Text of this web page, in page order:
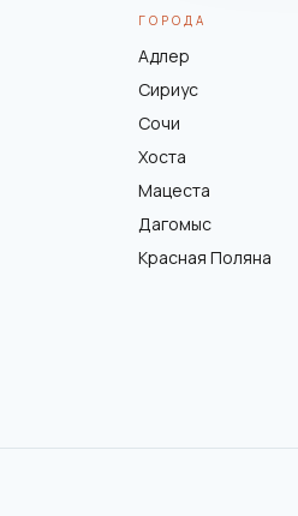
ГОРОДА
Адлер
Сириус
Сочи
Хоста
Мацеста
Дагомыс
Красная Поляна